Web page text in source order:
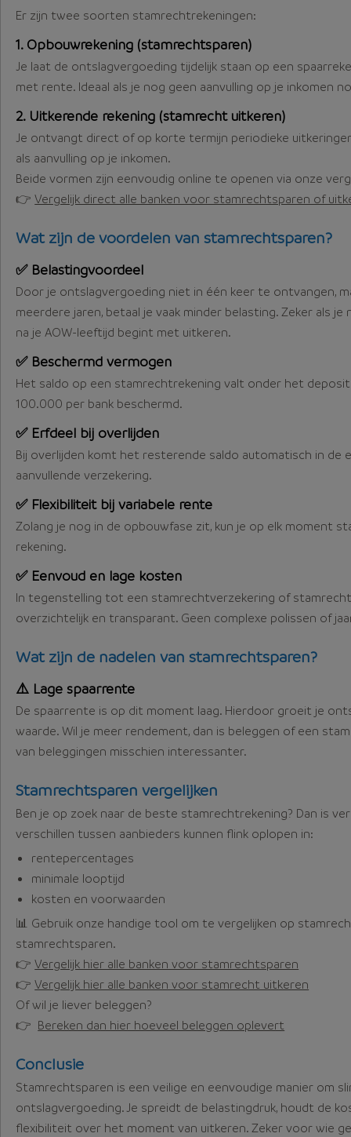
Er zijn twee soorten stamrechtrekeningen:
1. Opbouwrekening (stamrechtsparen)
Je laat de ontslagvergoeding tijdelijk staan op een
met rente. Ideaal als je nog geen aanvulling op je inkomen
2. Uitkerende rekening (stamrecht uitkeren)
Je ontvangt direct of op korte termijn periodieke
als aanvulling op je inkomen.
Beide vormen zijn eenvoudig online te openen via onze
👉Vergelijk direct alle banken voor stamrechtsparen of
Wat zijn de voordelen van stamrechtsparen?
✅ Belastingvoordeel
Door je ontslagvergoeding niet in één keer te ontvangen,
meerdere jaren, betaal je vaak minder belasting. Zeker als
na je AOW-leeftijd begint met uitkeren.
✅ Beschermd vermogen
Het saldo op een stamrechtrekening valt onder het
100.000 per bank beschermd.
✅ Erfdeel bij overlijden
Bij overlijden komt het resterende saldo automatisch in
aanvullende verzekering.
✅ Flexibiliteit bij variabele rente
Zolang je nog in de opbouwfase zit, kun je op elk moment
rekening.
✅ Eenvoud en lage kosten
In tegenstelling tot een stamrechtverzekering of stamrecht
overzichtelijk en transparant. Geen complexe polissen of
Wat zijn de nadelen van stamrechtsparen?
⚠️ Lage spaarrente
De spaarrente is op dit moment laag. Hierdoor groeit je
waarde. Wil je meer rendement, dan is beleggen of een
van beleggingen misschien interessanter.
Stamrechtsparen vergelijken
Ben je op zoek naar de beste stamrechtrekening? Dan is
verschillen tussen aanbieders kunnen flink oplopen in:
rentepercentages
minimale looptijd
kosten en voorwaarden
📊 Gebruik onze handige tool om te vergelijken op
stamrechtsparen.
👉Vergelijk hier alle banken voor stamrechtsparen
👉Vergelijk hier alle banken voor stamrecht uitkeren
Of wil je liever beleggen?
👉 Bereken dan hier hoeveel beleggen oplevert
Conclusie
Stamrechtsparen is een veilige en eenvoudige manier om
ontslagvergoeding. Je spreidt de belastingdruk, houdt de
flexibiliteit over het moment van uitkeren. Zeker voor wie